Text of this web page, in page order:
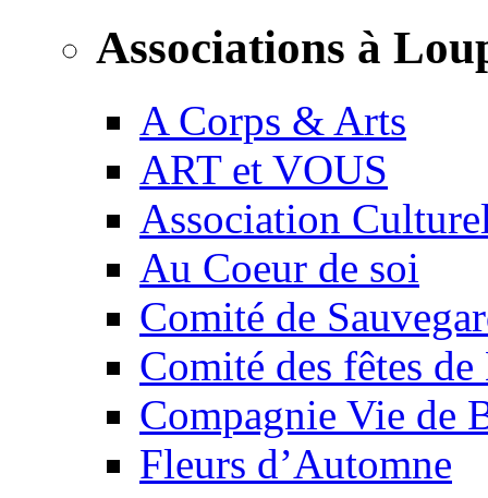
Associations à
A Corps & Arts
ART et VOUS
Association
Au Coeur de soi
Comité de
Comité des fêtes
Compagnie Vie de
Fleurs d’Automne